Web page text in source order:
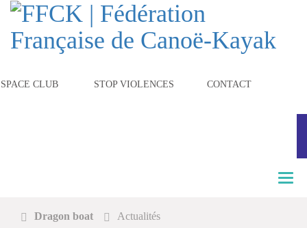
CLUB STOP VIOLENCES CONTACT
T
Dragon boat Actualités